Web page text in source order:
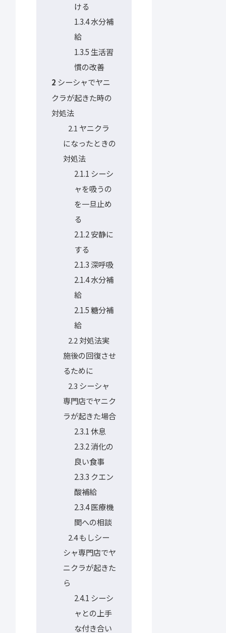
ける
1.3.4水分補
給
1.3.5 生活習
慣の改善
2 シーシャでヤニ
クラが起きた時の
対処法
2.1 ヤニクラ
になったときの
対処法
2.1.1 シーシ
ャを吸うの
を一旦止め
る
2.1.2安静に
する
2.1.3深呼吸
2.1.4水分補
給
2.1.5糖分補
給
2.2 対処法実
施後の回復させ
るために
2.3 シーシャ
専門店でヤニク
ラが起きた場合
2.3.1休息
2.3.2消化の
良い食事
2.3.3 クエン
酸補給
2.3.4医療機
関への相談
2.4もしシー
シャ専門店でヤ
ニクラが起きた
ら
2.4.1 シーシ
ャとの上手
な付き合い